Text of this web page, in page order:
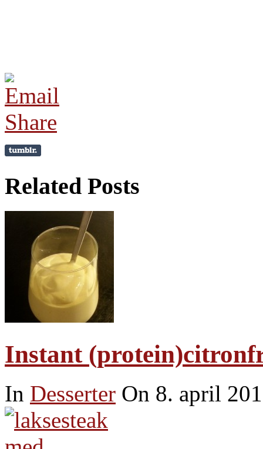
Related Posts
Instant
In Desserter On 8. april